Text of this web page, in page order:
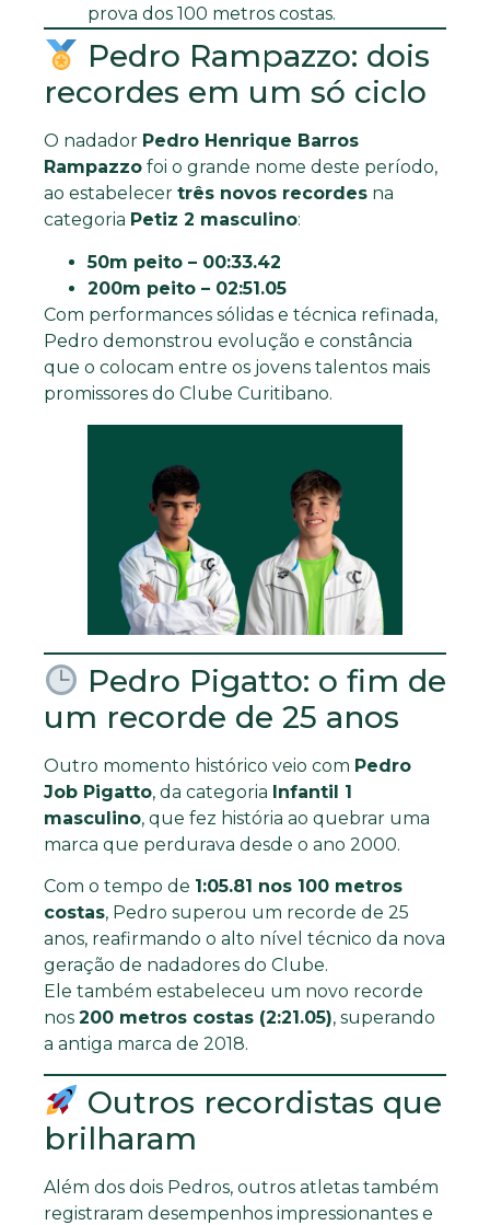
prova dos 100 metros costas.
Pedro Rampazzo: dois
recordes em um só ciclo
O nadador Pedro Henrique Barros
Rampazzo foi o grande nome deste período,
ao estabelecer três novos recordes na
categoria Petiz 2 masculino:
50m peito – 00:33.42
200m peito – 02:51.05
Com performances sólidas e técnica refinada,
Pedro demonstrou evolução e constância
que o colocam entre os jovens talentos mais
promissores do Clube Curitibano.
Pedro Pigatto: o fim de
um recorde de 25 anos
Outro momento histórico veio com Pedro
Job Pigatto, da categoria Infantil 1
masculino, que fez história ao quebrar uma
marca que perdurava desde o ano 2000.
Com o tempo de 1:05.81 nos 100 metros
costas, Pedro superou um recorde de 25
anos, reafirmando o alto nível técnico da nova
geração de nadadores do Clube.
Ele também estabeleceu um novo recorde
nos 200 metros costas (2:21.05), superando
a antiga marca de 2018.
Outros recordistas que
brilharam
Além dos dois Pedros, outros atletas também
registraram desempenhos impressionantes e